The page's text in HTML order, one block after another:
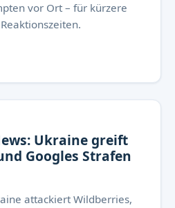
vor Ort – für kürzere
Ukraine greift
Googles Strafen
attackiert Wildberries,